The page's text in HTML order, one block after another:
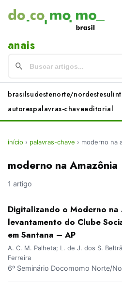
anais
brasilsudestenorte/nordestesulint
autorespalavras-chaveeditorial
início › palavras-chave › moderno na
moderno na Amazônia
1 artigo
Digitalizando o Moderno na
levantamento do Clube
em Santana – AP
A. C. M. Palheta; L. de J. dos S.
Ferreira
6º Seminário Docomomo Norte/